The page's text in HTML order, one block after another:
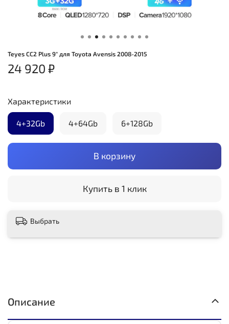
Teyes CC2 Plus 9" для Toyota Avensis 2008-2015
24 920 ₽
В корзину
Купить в 1 клик
Характеристики
4+32Gb 4+64Gb 6+128Gb
Выбрать
Описание